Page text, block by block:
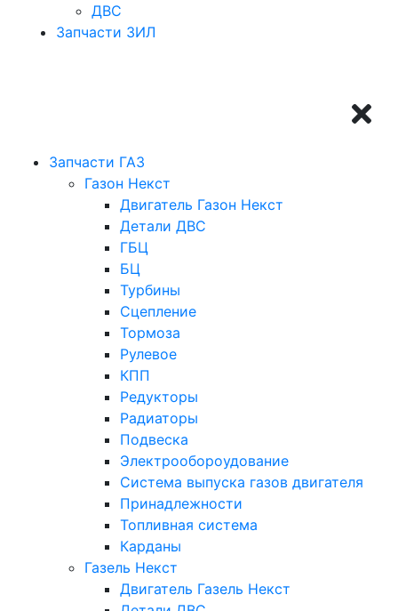
ДВС
Запчасти ЗИЛ
Запчасти ГАЗ
Газон Некст
Двигатель Газон Некст
Детали ДВС
ГБЦ
БЦ
Турбины
Сцепление
Тормоза
Рулевое
КПП
Редукторы
Радиаторы
Подвеска
Электрообороудование
Система выпуска газов двигателя
Принадлежности
Топливная система
Карданы
Газель Некст
Двигатель Газель Некст